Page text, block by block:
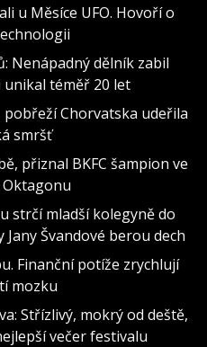
u Měsíce UFO. Hovoří o
Nenápadný dělník zabil
unikal téměř 20 let
pobřeží Chorvatska udeřila
smršť
přiznal BKFC šampion ve
strčí mladší kolegyně do
Švandové berou dech
Finanční potíže zrychlují
mozku
Střízlivý, mokrý od deště,
večer festivalu